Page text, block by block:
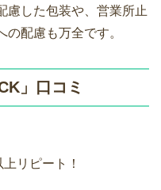
慮した包装や、営業所止
配慮も万全です。
」口コミ
リピート！